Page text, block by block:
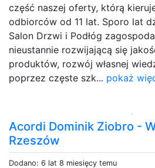
część naszej oferty, którą
odbiorców od 11 lat. Sporo lat
Salon Drzwi i Podłóg
nieustannie rozwijającą się
produktów, rozwój własnej
poprzez częste szk... pokaż
Acordi Dominik Ziobro -
Rzeszów
Dodano: 6 lat 8 miesięcy temu